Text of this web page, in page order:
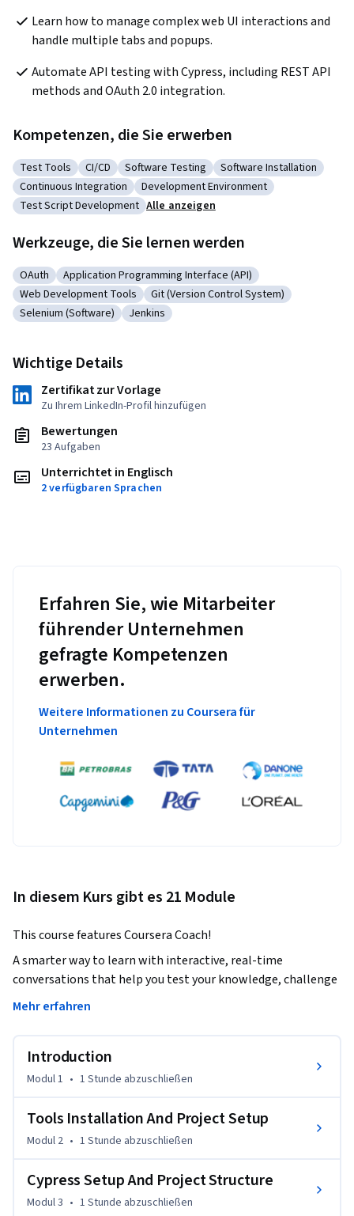
Learn how to manage complex web UI interactions and
handle multiple tabs and popups.
Automate API testing with Cypress, including REST API
methods and OAuth 2.0 integration.
Kompetenzen, die Sie erwerben
Kategorie: Test Tools
Test Tools Kategorie: CI/CD
CI/CD Kategorie: Software Testing
Software Testing Kategorie: Software
Software Installation
Kategorie: Continuous Integration
Continuous Integration Kategorie: Development Environment
Development Environment
Kategorie: Test Script Development
Test Script Development Alle anzeigen
Werkzeuge, die Sie lernen werden
Kategorie: OAuth
OAuth Kategorie: Application Programming Interface (API)
Application Programming Interface (API)
Kategorie: Web Development Tools
Web Development Tools Kategorie: Git (Version Control
Git (Version Control System)
Kategorie: Selenium (Software)
Selenium (Software) Kategorie: Jenkins
Jenkins
Wichtige Details
Zertifikat zur Vorlage
Zu Ihrem LinkedIn-Profil hinzufügen
Bewertungen
23 Aufgaben
Unterrichtet in Englisch
2 verfügbaren Sprachen
Erfahren Sie, wie Mitarbeiter
führender Unternehmen
gefragte Kompetenzen
erwerben.
Weitere Informationen zu Coursera für
Unternehmen
In diesem Kurs gibt es 21 Module
This course features Coursera Coach!
A smarter way to learn with interactive, real-time
conversations that help you test your knowledge, challenge
assumptions, and deepen your understanding as you
In this comprehensive course, you'll start with the
fundamentals of Cypress, learning how to set up the testing
Cypress Test Runner. You'll explore Cypress architecture, its
unique advantages over Selenium, and get hands-on
experience with writing test cases using Cypress syntax. As
as asynchronous operations, API testing, and building
robust test automation frameworks.
Mehr erfahren
Introduction
Modul 1 • 1 Stunde abzuschließen
Tools Installation And Project Setup
Modul 2 • 1 Stunde abzuschließen
Cypress Setup And Project Structure
Modul 3 • 1 Stunde abzuschließen